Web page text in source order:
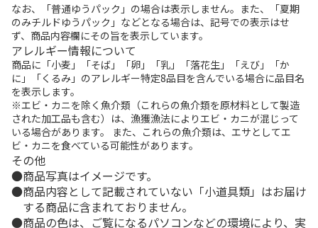
なお、「普通ゆうパック」の場合は表示しません。また、「夏期
のみチルドゆうパック」などとなる場合は、記号での表示はせ
ず、商品内容欄にその旨を表示しています。
アレルギー情報について
商品に「小麦」「そば」「卵」「乳」「落花生」「えび」「か
に」「くるみ」のアレルギー特定8品目を含んでいる場合に品目名
を表示します。
※エビ・カニを除く魚介類（これらの魚介類を原材料として製造
された加工品も含む）は、漁獲漁法によりエビ・カニが混じって
いる場合があります。 また、これらの魚介類は、エサとしてエ
ビ・カニを食べている可能性があります。
その他
商品写真はイメージです。
商品内容として記載されていない「小道具類」はお届け
する商品に含まれておりません。
商品の色は、ご覧になるパソコンなどの環境により、実